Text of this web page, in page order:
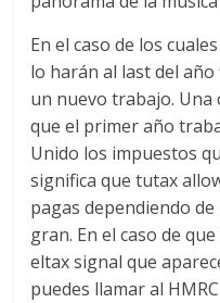
En el caso de los
lo harán al last del
un nuevo trabajo. Una
que el primer año
Unido los impuestos
significa que tutax
pagas dependiendo
gran. En el caso de
eltax signal que
puedes llamar al